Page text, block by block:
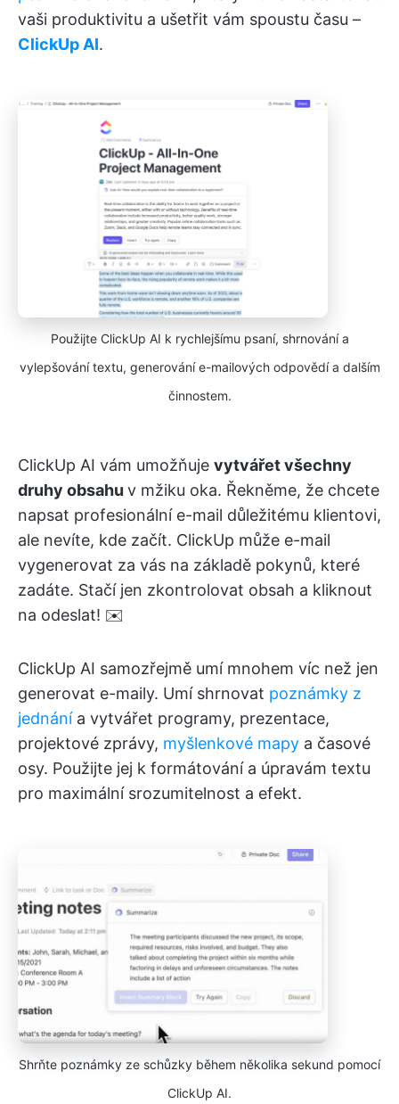
vaši produktivitu a ušetřit vám spoustu času –
ClickUp AI.
Použijte ClickUp AI k rychlejšímu psaní, shrnování a
vylepšování textu, generování e-mailových odpovědí a dalším
činnostem.
ClickUp AI vám umožňuje vytvářet všechny
druhy obsahu v mžiku oka. Řekněme, že chcete
napsat profesionální e-mail důležitému klientovi,
ale nevíte, kde začít. ClickUp může e-mail
vygenerovat za vás na základě pokynů, které
zadáte. Stačí jen zkontrolovat obsah a kliknout
na odeslat! ✉️
ClickUp AI samozřejmě umí mnohem víc než jen
generovat e-maily. Umí shrnovat poznámky z
jednánía vytvářet programy, prezentace,
projektové zprávy, myšlenkové mapy a časové
osy. Použijte jej k formátování a úpravám textu
pro maximální srozumitelnost a efekt.
Shrňte poznámky ze schůzky během několika sekund pomocí
ClickUp AI.